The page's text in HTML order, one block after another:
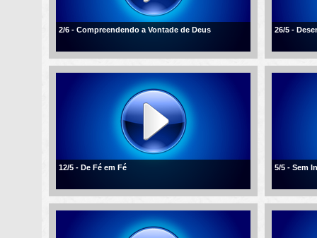
2/6 - Compreendendo a Vontade de Deus 26/5 -
12/5 - De Fé em Fé 5/5 - Sem